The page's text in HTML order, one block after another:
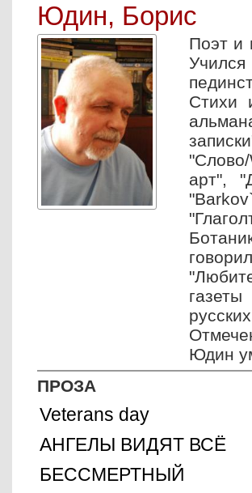
Юдин, Борис
Поэт и
Стихи
арт",
Юдин
ПРОЗА
Veterans day
АНГЕЛЫ ВИДЯТ ВСЁ
БЕССМЕРТНЫЙ